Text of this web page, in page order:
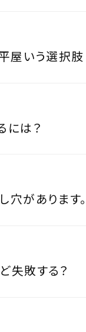
屋いう選択肢
には？
穴があります
失敗する？